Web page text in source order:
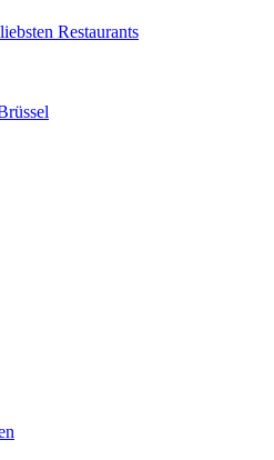
Restaurants